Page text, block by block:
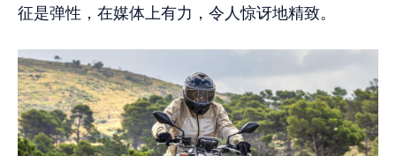
征是弹性，在媒体上有力，令人惊讶地精致。